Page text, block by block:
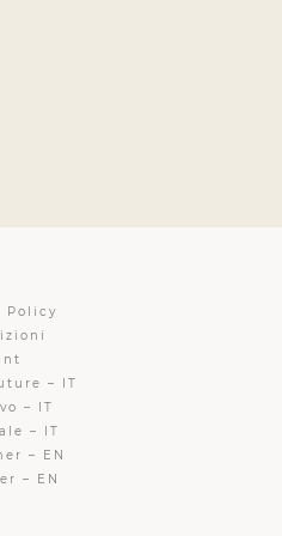
Policy
– IT
– IT
– IT
– EN
– EN